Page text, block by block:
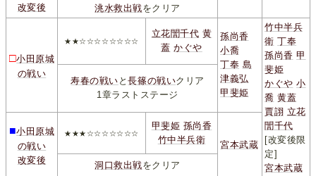
改変後
洮水救出戦をクリア
□小田原城
の戦い
★★☆☆☆☆☆☆☆☆
立花誾千代 黄
蓋 かぐや
孫尚香
小喬
丁奉 島
津義弘
甲斐姫
竹中半兵
衛 丁奉
孫尚香 甲
斐姫
かぐや 小
喬 黄蓋
賈詡 立花
誾千代
[改変後限
定]
宮本武蔵
寿春の戦い と長篠の戦いクリア
1章ラストステージ
■小田原城
の戦い
改変後
★★★☆☆☆☆☆☆☆
甲斐姫 孫尚香
竹中半兵衛
宮本武蔵
洞口救出戦をクリア